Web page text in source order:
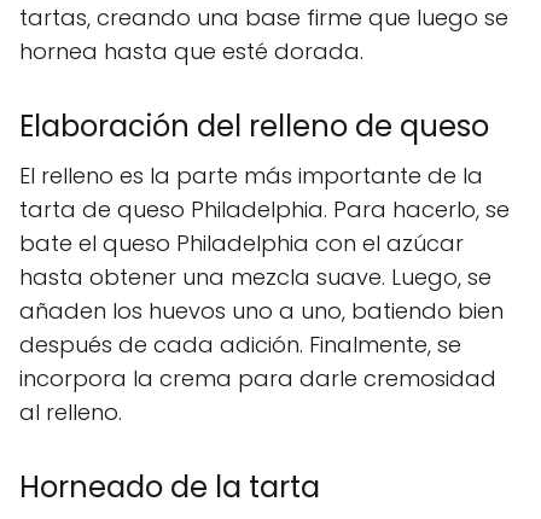
tartas, creando una base firme que luego se
hornea hasta que esté dorada.
Elaboración del relleno de queso
El relleno es la parte más importante de la
tarta de queso Philadelphia. Para hacerlo, se
bate el queso Philadelphia con el azúcar
hasta obtener una mezcla suave. Luego, se
añaden los huevos uno a uno, batiendo bien
después de cada adición. Finalmente, se
incorpora la crema para darle cremosidad
al relleno.
Horneado de la tarta